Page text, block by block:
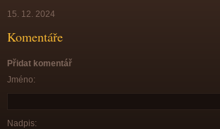
15. 12. 2024
Komentáře
Přidat komentář
Jméno:
Nadpis: